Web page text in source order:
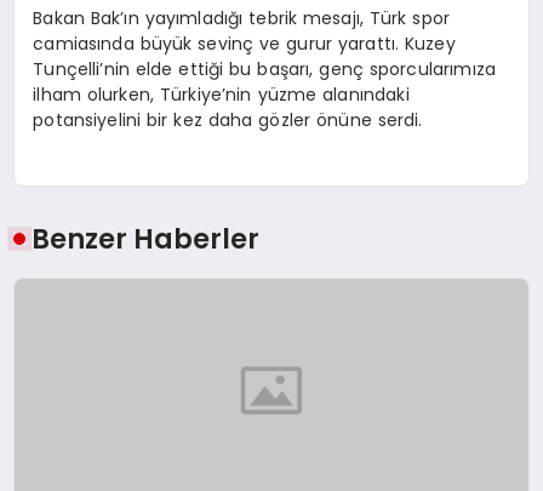
Bakan Bak’ın yayımladığı tebrik mesajı, Türk spor
camiasında büyük sevinç ve gurur yarattı. Kuzey
Tunçelli’nin elde ettiği bu başarı, genç sporcularımıza
ilham olurken, Türkiye’nin yüzme alanındaki
potansiyelini bir kez daha gözler önüne serdi.
Benzer Haberler